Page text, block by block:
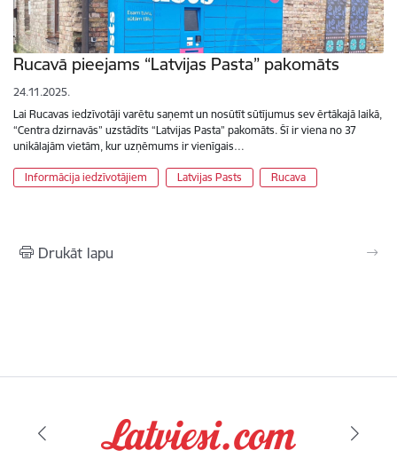
Rucavā pieejams “Latvijas Pasta” pakomāts
24.11.2025.
Lai Rucavas iedzīvotāji varētu saņemt un nosūtīt sūtījumus sev ērtākajā laikā,
“Centra dzirnavās” uzstādīts “Latvijas Pasta” pakomāts. Šī ir viena no 37
unikālajām vietām, kur uzņēmums ir vienīgais…
Informācija iedzīvotājiem Latvijas Pasts Rucava
Drukāt lapu